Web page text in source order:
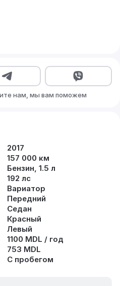
нам, мы вам поможем
2017
157 000 км
Бензин, 1.5 л
192 лс
Вариатор
Передний
Седан
Красный
Левый
1100 MDL / год
753 MDL
С пробегом